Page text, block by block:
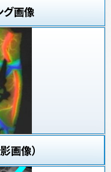
グ画像
画像）